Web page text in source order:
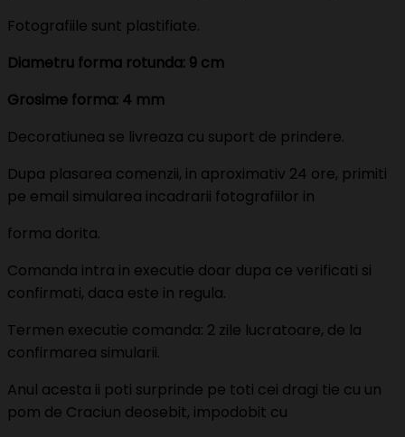
Fotografiile sunt plastifiate.
Diametru forma rotunda: 9 cm
Grosime forma: 4 mm
Decoratiunea se livreaza cu suport de prindere.
Dupa plasarea comenzii, in aproximativ 24 ore, primiti
pe email simularea incadrarii fotografiilor in
forma dorita.
Comanda intra in executie doar dupa ce verificati si
confirmati, daca este in regula.
Termen executie comanda: 2 zile lucratoare, de la
confirmarea simularii.
Anul acesta ii poti surprinde pe toti cei dragi tie cu un
pom de Craciun deosebit, impodobit cu